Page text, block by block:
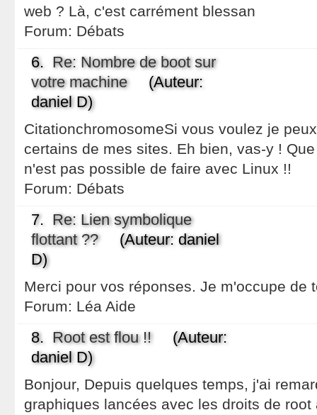
web ? Là, c'est carrément blessan
Forum: Débats
6. Re: Nombre de boot sur
votre machine(Auteur:
daniel D)
CitationchromosomeSi vous voulez je
certains de mes sites. Eh bien, vas-y !
n'est pas possible de faire avec Linux !!
Forum: Débats
7. Re: Lien symbolique
flottant ??(Auteur: daniel
D)
Merci pour vos réponses. Je m'occupe de
Forum: Léa Aide
8. Root est flou !!(Auteur:
daniel D)
Bonjour, Depuis quelques temps, j'ai
graphiques lancées avec les droits de